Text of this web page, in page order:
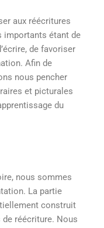
aux réécritures
importants étant de
de favoriser
Afin de
nous pencher
et picturales
du
nous sommes
La partie
construit
réécriture. Nous